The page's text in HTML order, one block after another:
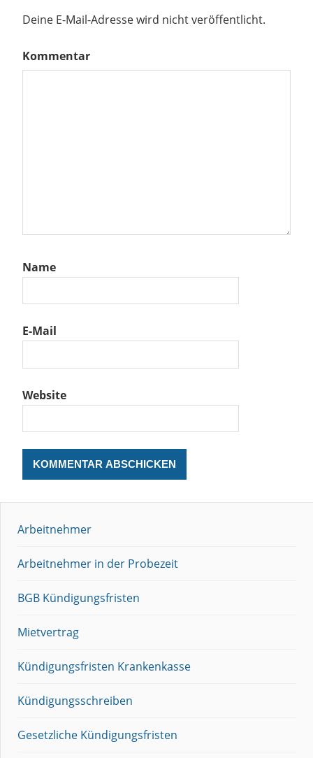
Deine E-Mail-Adresse wird nicht veröffentlicht.
Kommentar
Name
E-Mail
Website
Arbeitnehmer
Arbeitnehmer in der Probezeit
BGB Kündigungsfristen
Mietvertrag
Kündigungsfristen Krankenkasse
Kündigungsschreiben
Gesetzliche Kündigungsfristen